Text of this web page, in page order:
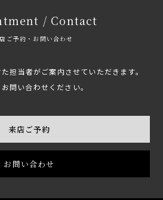
/ Contact
ご予約・お問い合わせ
担当者がご案内させていただきます。
問い合わせください。
来店ご予約
お問い合わせ